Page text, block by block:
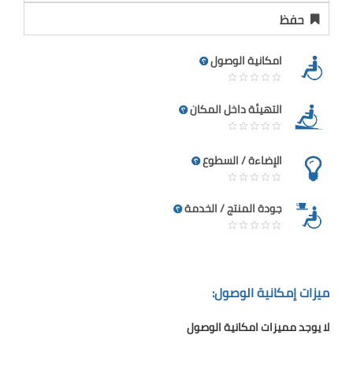
حفظ
امكانية الوصول
التهيئة داخل المكان
الإضاءة / السطوع
جودة المنتج / الخدمة
ميزات إمكانية الوصول:
لا يوجد مميزات امكانية الوصول